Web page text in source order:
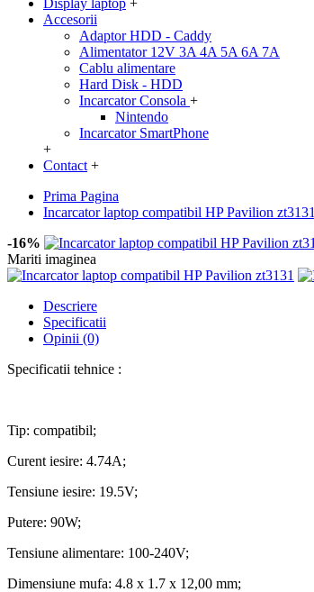
Display laptop +
Accesorii
Adaptor HDD - Caddy
Alimentator 12V 3A 4A 5A 6A 7A
Cablu alimentare
Hard Disk - HDD
Incarcator Consola +
Nintendo
Incarcator SmartPhone
+
Contact +
Prima Pagina
Incarcator laptop compatibil HP Pavilion zt3131
-16%
Mariti imaginea
Descriere
Specificatii
Opinii (0)
Specificatii tehnice :
Tip: compatibil;
Curent iesire: 4.74A;
Tensiune iesire: 19.5V;
Putere: 90W;
Tensiune alimentare: 100-240V;
Dimensiune mufa: 4.8 x 1.7 x 12,00 mm;